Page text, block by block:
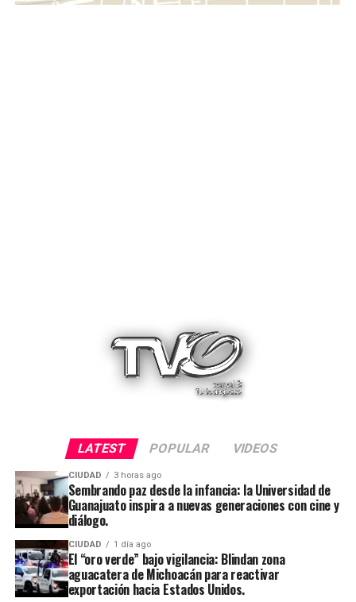
LATEST POPULAR VIDEOS
CIUDAD 3 horas ago
Sembrando paz desde la infancia: la Universidad de
Guanajuato inspira a nuevas generaciones con cine y
diálogo.
CIUDAD 1 día ago
El “oro verde” bajo vigilancia: Blindan zona
aguacatera de Michoacán para reactivar
exportación hacia Estados Unidos.